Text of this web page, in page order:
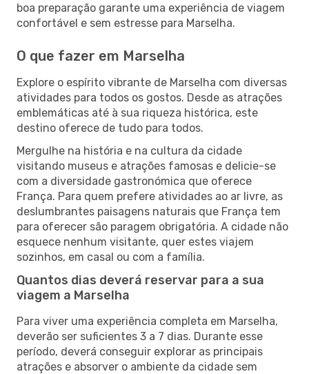
boa preparação garante uma experiência de viagem
confortável e sem estresse para Marselha.
O que fazer em Marselha
Explore o espírito vibrante de Marselha com diversas
atividades para todos os gostos. Desde as atrações
emblemáticas até à sua riqueza histórica, este
destino oferece de tudo para todos.
Mergulhe na história e na cultura da cidade
visitando museus e atrações famosas e delicie-se
com a diversidade gastronómica que oferece
França. Para quem prefere atividades ao ar livre, as
deslumbrantes paisagens naturais que França tem
para oferecer são paragem obrigatória. A cidade não
esquece nenhum visitante, quer estes viajem
sozinhos, em casal ou com a família.
Quantos dias deverá reservar para a sua
viagem a Marselha
Para viver uma experiência completa em Marselha,
deverão ser suficientes 3 a 7 dias. Durante esse
período, deverá conseguir explorar as principais
atrações e absorver o ambiente da cidade sem